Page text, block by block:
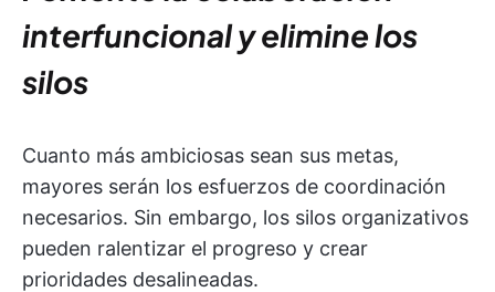
interfuncional y elimine los
silos
Cuanto más ambiciosas sean sus metas,
mayores serán los esfuerzos de coordinación
necesarios. Sin embargo, los silos organizativos
pueden ralentizar el progreso y crear
prioridades desalineadas.